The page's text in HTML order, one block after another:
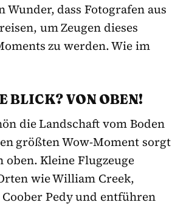
Wunder, dass Fotografen aus
um Zeugen dieses
zu werden. Wie im
BLICK? VON OBEN!
die Landschaft vom Boden
größten Wow-Moment sorgt
oben. Kleine Flugzeuge
wie William Creek,
Pedy und entführen